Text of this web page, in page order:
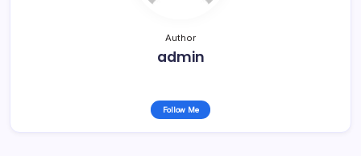
Author
admin
Follow Me